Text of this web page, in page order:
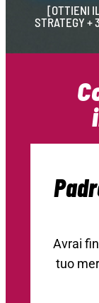
[OTTIENI
STRATEGY +
Avrai
tuo